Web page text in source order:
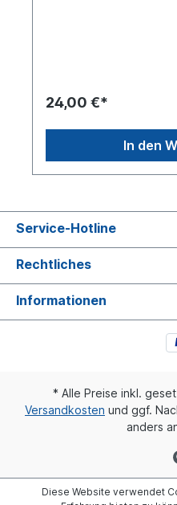
24,00 €*
In den
Service-Hotline
Rechtliches
Informationen
* Alle Preise inkl.
Versandkosten und ggf.
anders
Diese Website verwendet